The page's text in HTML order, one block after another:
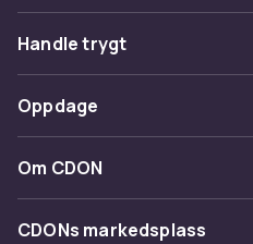
Vanlige spørsmål
Spor pakke
Angre & returner her
Kontakt oss
Handle trygt
Betaling
Levering
Tilbakekallinger
Oppdage
Kategorier
Varemerker
Om CDON
Om oss
CDONs markedsplass